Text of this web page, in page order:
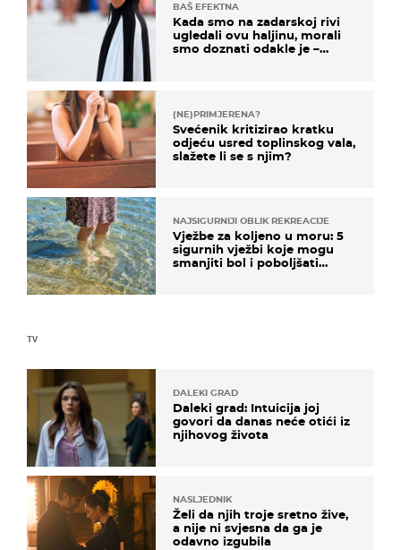
TV
DALEKI GRAD
Daleki grad: Intuicija joj
govori da danas neće otići iz
njihovog života
NASLJEDNIK
Želi da njih troje sretno žive,
a nije ni svjesna da ga je
odavno izgubila
BAŠ EFEKTNA
Kada smo na zadarskoj rivi
ugledali ovu haljinu, morali
smo doznati odakle je –
(NE)PRIMJERENA?
Svećenik kritizirao kratku
odjeću usred toplinskog vala,
slažete li se s njim?
NAJSIGURNIJI OBLIK REKREACIJE
Vježbe za koljeno u moru: 5
sigurnih vježbi koje mogu
smanjiti bol i poboljšati